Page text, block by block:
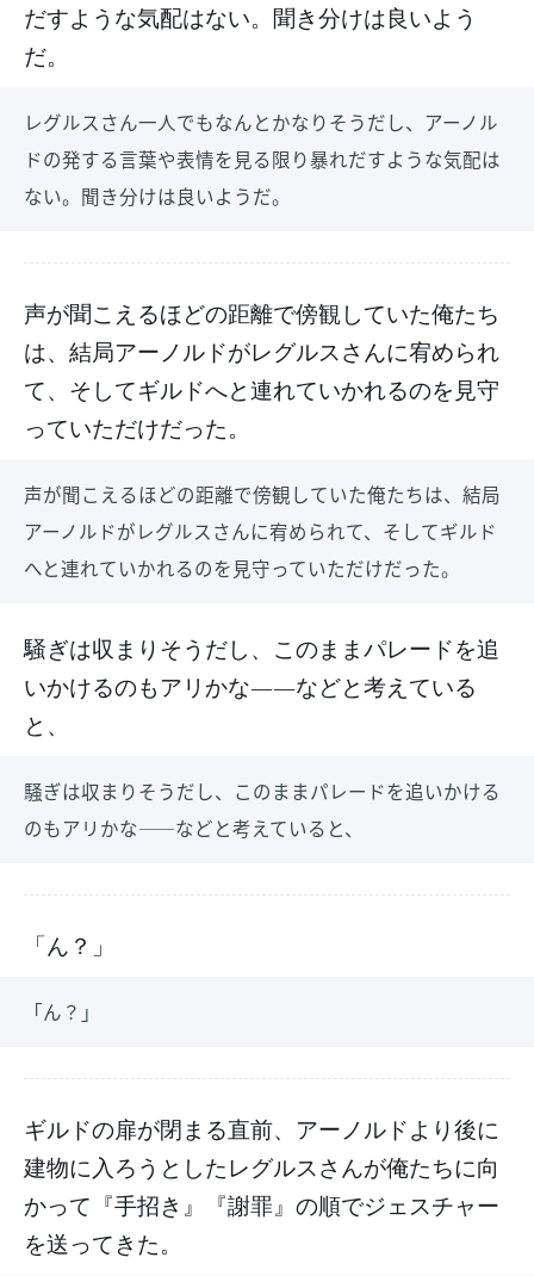
だすような気配はない。聞き分けは良いよう
だ。
レグルスさん一人でもなんとかなりそうだし、アーノル
ドの発する言葉や表情を見る限り暴れだすような気配は
ない。聞き分けは良いようだ。
声が聞こえるほどの距離で傍観していた俺たち
は、結局アーノルドがレグルスさんに宥められ
て、そしてギルドへと連れていかれるのを見守
っていただけだった。
声が聞こえるほどの距離で傍観していた俺たちは、結局
アーノルドがレグルスさんに宥められて、そしてギルド
へと連れていかれるのを見守っていただけだった。
騒ぎは収まりそうだし、このままパレードを追
いかけるのもアリかな――などと考えている
と、
騒ぎは収まりそうだし、このままパレードを追いかける
のもアリかな――などと考えていると、
「ん？」
「ん？」
ギルドの扉が閉まる直前、アーノルドより後に
建物に入ろうとしたレグルスさんが俺たちに向
かって『手招き』『謝罪』の順でジェスチャー
を送ってきた。